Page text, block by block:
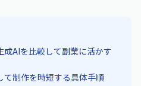
AIを比較して副業に活かす
制作を時短する具体手順